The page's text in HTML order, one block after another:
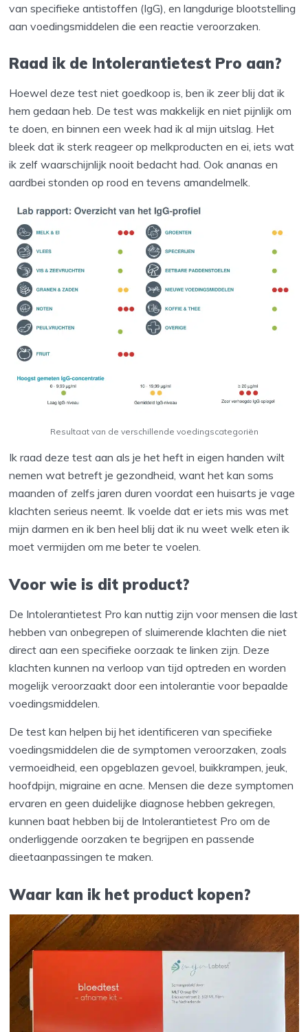
van specifieke antistoffen (IgG), en langdurige blootstelling
aan voedingsmiddelen die een reactie veroorzaken.
Raad ik de Intolerantietest Pro aan?
Hoewel deze test niet goedkoop is, ben ik zeer blij dat ik
hem gedaan heb. De test was makkelijk en niet pijnlijk om
te doen, en binnen een week had ik al mijn uitslag. Het
bleek dat ik sterk reageer op melkproducten en ei, iets wat
ik zelf waarschijnlijk nooit bedacht had. Ook ananas en
aardbei stonden op rood en tevens amandelmelk.
Resultaat van de verschillende voedingscategoriën
Ik raad deze test aan als je het heft in eigen handen wilt
nemen wat betreft je gezondheid, want het kan soms
maanden of zelfs jaren duren voordat een huisarts je vage
klachten serieus neemt. Ik voelde dat er iets mis was met
mijn darmen en ik ben heel blij dat ik nu weet welk eten ik
moet vermijden om me beter te voelen.
Voor wie is dit product?
De Intolerantietest Pro kan nuttig zijn voor mensen die last
hebben van onbegrepen of sluimerende klachten die niet
direct aan een specifieke oorzaak te linken zijn. Deze
klachten kunnen na verloop van tijd optreden en worden
mogelijk veroorzaakt door een intolerantie voor bepaalde
voedingsmiddelen.
De test kan helpen bij het identificeren van specifieke
voedingsmiddelen die de symptomen veroorzaken, zoals
vermoeidheid, een opgeblazen gevoel, buikkrampen, jeuk,
hoofdpijn, migraine en acne. Mensen die deze symptomen
ervaren en geen duidelijke diagnose hebben gekregen,
kunnen baat hebben bij de Intolerantietest Pro om de
onderliggende oorzaken te begrijpen en passende
dieetaanpassingen te maken.
Waar kan ik het product kopen?